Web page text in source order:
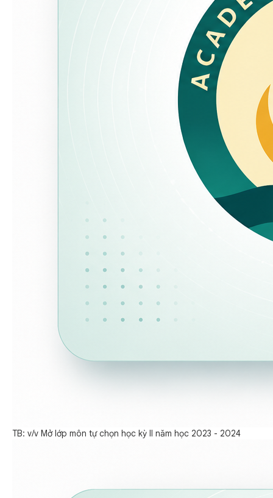
TB: v/v Mở lớp môn tự chọn học kỳ II năm học 2023 - 2024